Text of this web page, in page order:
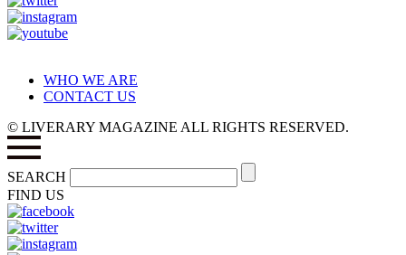
WHO WE ARE
CONTACT US
© LIVERARY MAGAZINE ALL RIGHTS RESERVED.
SEARCH
FIND US